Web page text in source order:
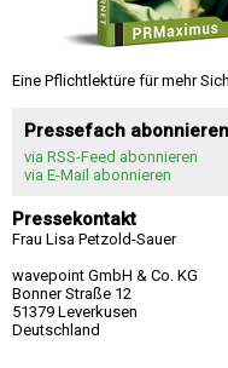
Eine Pflichtlektüre für mehr
Pressefach abonnieren
via RSS-Feed abonnieren
via E-Mail abonnieren
Pressekontakt
Frau Lisa Petzold-Sauer
wavepoint GmbH & Co. KG
Bonner Straße 12
51379 Leverkusen
Deutschland